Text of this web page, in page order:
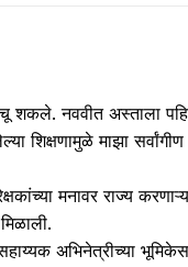
शकले. नववीत अस्ताला
शिक्षणामुळे माझा
मनावर राज्य
सहाय्यक अभिनेत्रीच्या